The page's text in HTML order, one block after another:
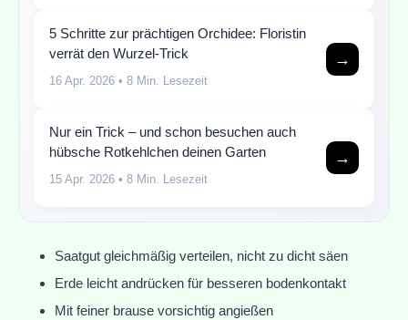
5 Schritte zur prächtigen Orchidee: Floristin
verrät den Wurzel-Trick
16 Apr. 2026 • 8 Min. Lesezeit
→
Nur ein Trick – und schon besuchen auch
hübsche Rotkehlchen deinen Garten
15 Apr. 2026 • 8 Min. Lesezeit
→
Saatgut gleichmäßig verteilen, nicht zu dicht säen
Erde leicht andrücken für besseren bodenkontakt
Mit feiner brause vorsichtig angießen